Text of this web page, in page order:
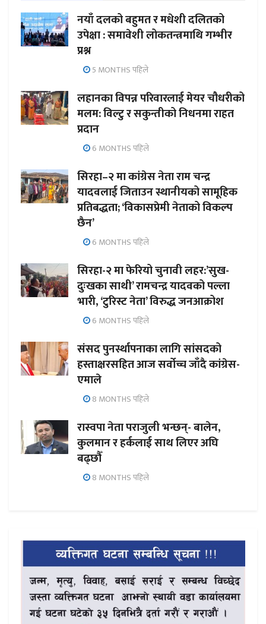
नयाँ दलको बहुमत र मधेशी दलितको
उपेक्षा : समावेशी लोकतन्त्रमाथि गम्भीर
प्रश्न
5 MONTHS पहिले
लहानका विपन्न परिवारलाई मेयर चौधरीको
मलम: विल्टु र सकुन्तीको निधनमा राहत
प्रदान
6 MONTHS पहिले
सिरहा–२ मा कांग्रेस नेता राम चन्द्र
यादवलाई जिताउन स्थानीयको सामूहिक
प्रतिबद्धता; ‘विकासप्रेमी नेताको विकल्प
छैन’
6 MONTHS पहिले
सिरहा-२ मा फेरियो चुनावी लहर:’सुख-
दुःखका साथी’ रामचन्द्र यादवको पल्ला
भारी, ‘टुरिस्ट नेता’ विरुद्ध जनआक्रोश
6 MONTHS पहिले
संसद पुनर्स्थापनाका लागि सांसदको
हस्ताक्षरसहित आज सर्वोच्च जाँदै कांग्रेस-
एमाले
8 MONTHS पहिले
रास्वपा नेता पराजुली भन्छन्- बालेन,
कुलमान र हर्कलाई साथ लिएर अघि
बढ्छौँ
8 MONTHS पहिले